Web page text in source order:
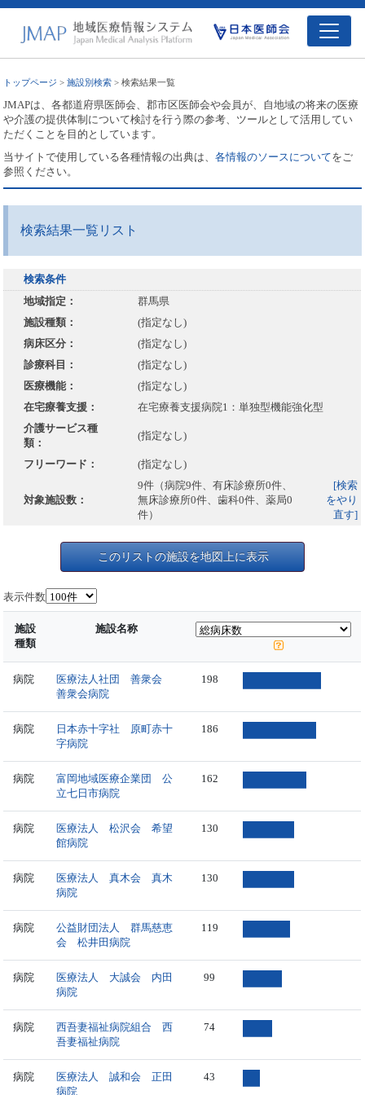
トップページ >施設別検索 > 検索結果一覧
JMAPは、各都道府県医師会、郡市区医師会や会員が、自地域の将来の医療
や介護の提供体制について検討を行う際の参考、ツールとして活用してい
ただくことを目的としています。
当サイトで使用している各種情報の出典は、各情報のソースについてをご
参照ください。
検索結果一覧リスト
検索条件
地域指定：
群馬県
施設種類：
(指定なし)
病床区分：
(指定なし)
診療科目：
(指定なし)
医療機能：
(指定なし)
在宅療養支援：
在宅療養支援病院1：単独型機能強化型
介護サービス種
類：
(指定なし)
フリーワード： (指定なし)
対象施設数：
9件（病院9件、有床診療所0件、
無床診療所0件、歯科0件、薬局0
件）
[検索
をやり
直す]
このリストの施設を地図上に表示
表示件数
施設
種類
施設名称
病院
医療法人社団 善衆会
善衆会病院
198
病院
日本赤十字社 原町赤十
字病院
186
病院
富岡地域医療企業団 公
立七日市病院
162
病院
医療法人 松沢会 希望
館病院
130
病院
医療法人 真木会 真木
病院
130
病院
公益財団法人 群馬慈恵
会 松井田病院
119
病院
医療法人 大誠会 内田
病院
99
病院
西吾妻福祉病院組合 西
吾妻福祉病院
74
病院
医療法人 誠和会 正田
病院
43